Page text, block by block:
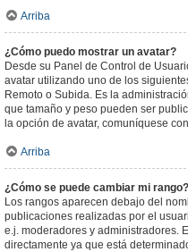
Arriba
¿Cómo puedo mostrar un avatar?
Desde su Panel de Control de
avatar utilizando uno de los
Remoto o Subida. Es la
que tamaño y peso pueden ser
la opción de avatar, comuníquese
Arriba
¿Cómo se puede cambiar mi rango?
Los rangos aparecen debajo del
publicaciones realizadas por el
e.j. moderadores y administradores.
directamente ya que está